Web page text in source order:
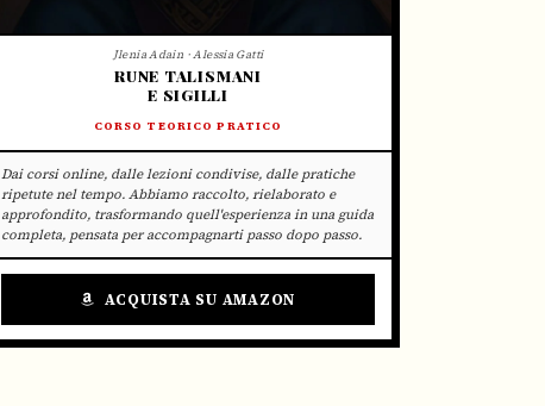
Jlenia Adain · Alessia Gatti
RUNE TALISMANI
E SIGILLI
CORSO TEORICO PRATICO
Dai corsi online, dalle lezioni condivise, dalle pratiche
ripetute nel tempo. Abbiamo raccolto, rielaborato e
approfondito, trasformando quell'esperienza in una guida
completa, pensata per accompagnarti passo dopo passo.
ACQUISTA SU AMAZON